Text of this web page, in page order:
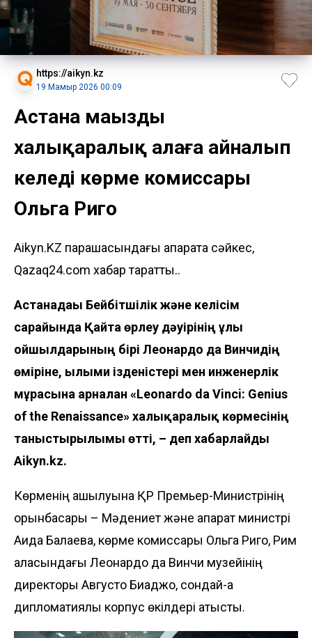
https://aikyn.kz
19 Мамыр 2026 00:09
Астана маңызды
халықаралық алаңға айналып
келеді көрме комиссары
Ольга Риго
Aikyn.KZ парақшасындағы ақпаратқа сәйкес,
Qazaq24.com хабар таратты..
Астанадағы Бейбітшілік және келісім
сарайында Қайта өрлеу дәуірінің ұлы
ойшылдарының бірі Леонардо да Винчидің
өміріне, ғылыми ізденістері мен инженерлік
мұрасына арналған «Leonardo da Vinci: Genius
of the Renaissance» халықаралық көрмесінің
таныстырылымы өтті, – деп хабарлайды
Aikyn.kz.
Көрменің ашылуына ҚР Премьер-Министрінің
орынбасары – Мәдениет және ақпарат министрі
Аида Балаева, көрме комиссары Ольга Риго, Рим
қаласындағы Леонардо да Винчи музейінің
директоры Августо Биаджо, сондай-ақ
дипломатиялық корпус өкілдері қатысты.